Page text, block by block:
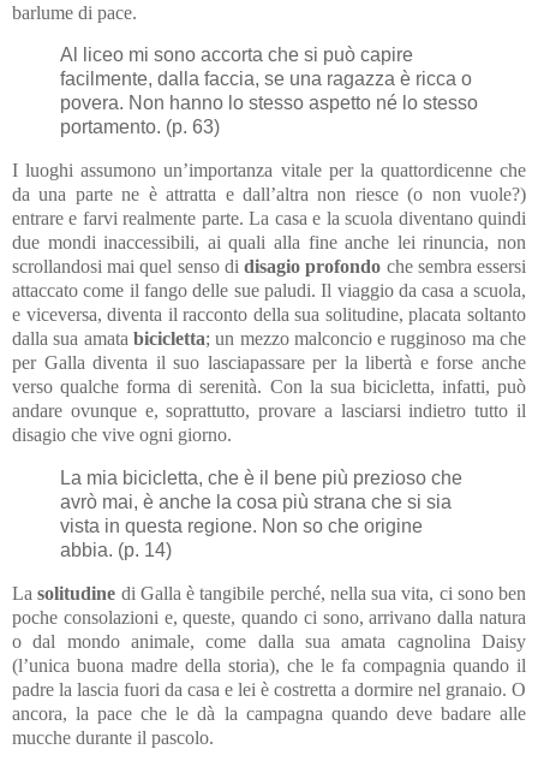
barlume di pace.
Al liceo mi sono accorta che si può capire
facilmente, dalla faccia, se una ragazza è ricca o
povera. Non hanno lo stesso aspetto né lo stesso
portamento. (p. 63)
I luoghi assumono un’importanza vitale per la quattordicenne che
da una parte ne è attratta e dall’altra non riesce (o non vuole?)
entrare e farvi realmente parte. La casa e la scuola diventano quindi
due mondi inaccessibili, ai quali alla fine anche lei rinuncia, non
scrollandosi mai quel senso didisagio profondo che sembra essersi
attaccato come il fango delle sue paludi. Il viaggio da casa a scuola,
e viceversa, diventa il racconto della sua solitudine, placata soltanto
dalla sua amata bicicletta; un mezzo malconcio e rugginoso ma che
per Galla diventa il suo lasciapassare per la libertà e forse anche
verso qualche forma di serenità. Con la sua bicicletta, infatti, può
andare ovunque e, soprattutto, provare a lasciarsi indietro tutto il
disagio che vive ogni giorno.
La mia bicicletta, che è il bene più prezioso che
avrò mai, è anche la cosa più strana che si sia
vista in questa regione. Non so che origine
abbia. (p. 14)
Lasolitudine di Galla è tangibile perché, nella sua vita, ci sono ben
poche consolazioni e, queste, quando ci sono, arrivano dalla natura
o dal mondo animale, come dalla sua amata cagnolina Daisy
(l’unica buona madre della storia), che le fa compagnia quando il
padre la lascia fuori da casa e lei è costretta a dormire nel granaio. O
ancora, la pace che le dà la campagna quando deve badare alle
mucche durante il pascolo.